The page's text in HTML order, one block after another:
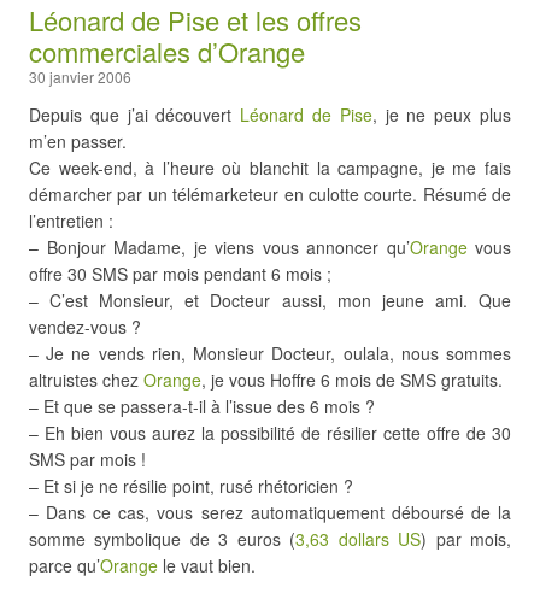
Léonard de Pise et les offres
commerciales d’Orange
30 janvier 2006
Depuis que j’ai découvert Léonard de Pise, je ne peux plus
m’en passer.
Ce week-end, à l’heure où blanchit la campagne, je me fais
démarcher par un télémarketeur en culotte courte. Résumé de
l’entretien :
– Bonjour Madame, je viens vous annoncer qu’Orangevous
offre 30 SMS par mois pendant 6 mois ;
– C’est Monsieur, et Docteur aussi, mon jeune ami. Que
vendez-vous ?
– Je ne vends rien, Monsieur Docteur, oulala, nous sommes
altruistes chez Orange, je vous Hoffre 6 mois de SMS gratuits.
– Et que se passera-t-il à l’issue des 6 mois ?
– Eh bien vous aurez la possibilité de résilier cette offre de 30
SMS par mois !
– Et si je ne résilie point, rusé rhétoricien ?
– Dans ce cas, vous serez automatiquement déboursé de la
somme symbolique de 3 euros (3,63 dollars US) par mois,
parce qu’Orange le vaut bien.